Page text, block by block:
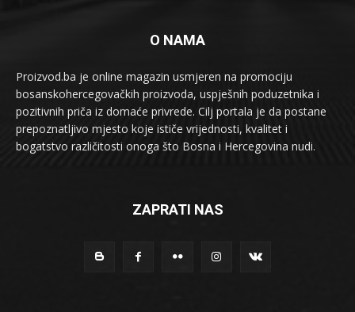
O NAMA
Proizvod.ba je online magazin usmjeren na promociju
bosanskohercegovačkih proizvoda, uspješnih poduzetnika i
pozitivnih priča iz domaće privrede. Cilj portala je da postane
prepoznatljivo mjesto koje ističe vrijednosti, kvalitet i
bogatstvo različitosti onoga što Bosna i Hercegovina nudi.
ZAPRATI NAS